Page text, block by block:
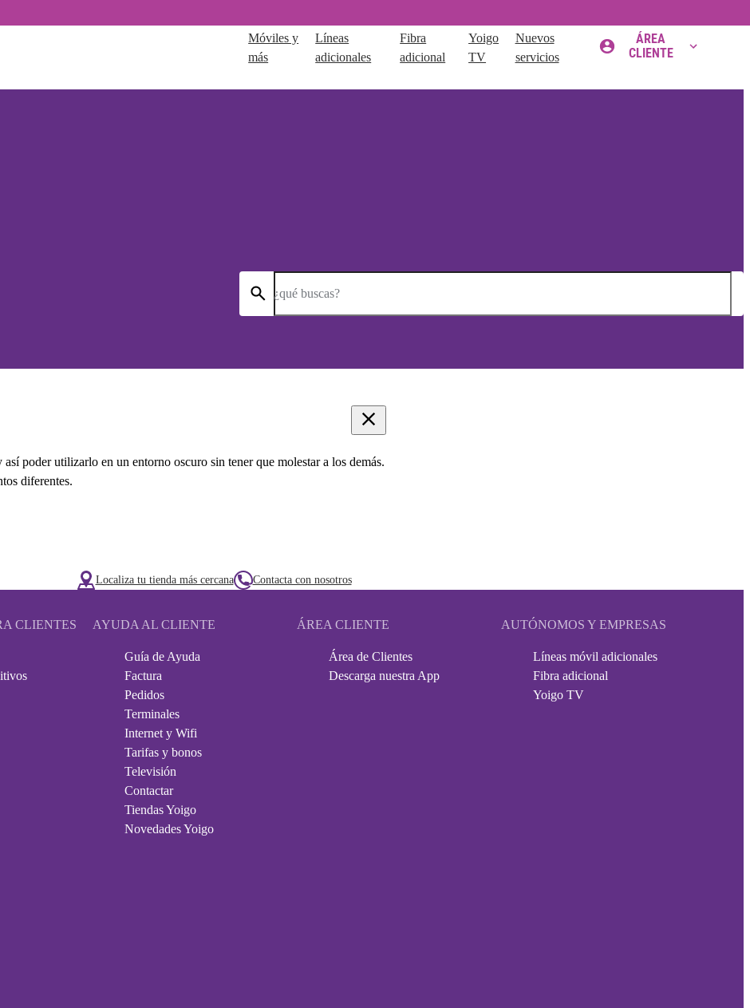
Móviles y
más
Líneas
adicionales
Fibra
adicional
Yoigo
TV
Nuevos
servicios
ÁREA
CLIENTE
¿qué buscas?
poder utilizarlo en un entorno oscuro sin tener que molestar a los demás.
diferentes.
Localiza tu tienda más cercana Contacta con nosotros
CLIENTES AYUDA AL CLIENTE
Guía de Ayuda
Factura
Pedidos
Terminales
Internet y Wifi
Tarifas y bonos
Televisión
Contactar
Tiendas Yoigo
Novedades Yoigo
ÁREA CLIENTE
Área de Clientes
Descarga nuestra App
AUTÓNOMOS Y EMPRESAS
Líneas móvil adicionales
Fibra adicional
Yoigo TV